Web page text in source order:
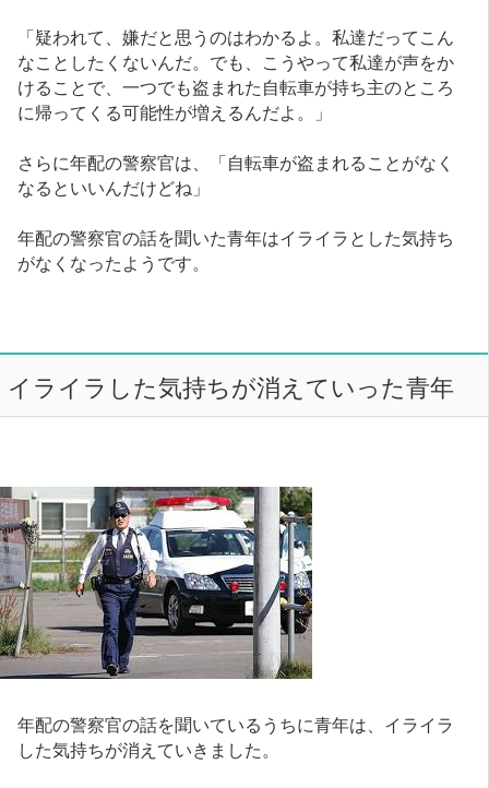
「疑われて、嫌だと思うのはわかるよ。私達だってこん
なことしたくないんだ。でも、こうやって私達が声をか
けることで、一つでも盗まれた自転車が持ち主のところ
に帰ってくる可能性が増えるんだよ。」
さらに年配の警察官は、「自転車が盗まれることがなく
なるといいんだけどね」
年配の警察官の話を聞いた青年はイライラとした気持ち
がなくなったようです。
イライラした気持ちが消えていった青年
年配の警察官の話を聞いているうちに青年は、イライラ
した気持ちが消えていきました。